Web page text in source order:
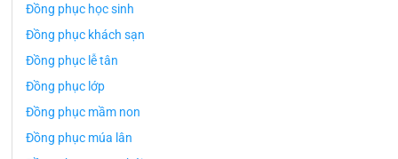
Đồng phục học sinh
Đồng phục khách sạn
Đồng phục lễ tân
Đồng phục lớp
Đồng phục mầm non
Đồng phục múa lân